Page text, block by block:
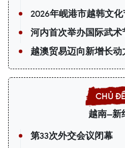
2026年岘港市越韩文
河内首次举办国际武
越澳贸易迈向新增长动
越南—新
第33次外交会议闭幕